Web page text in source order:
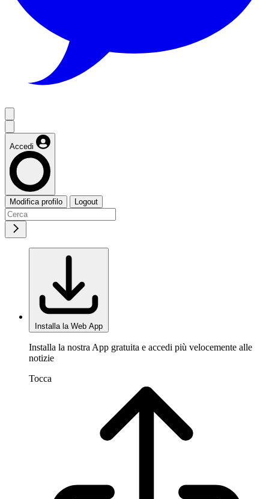
Accedi
Modifica profilo Logout
Installa la Web App
Installa la nostra App gratuita e accedi più velocemente alle
notizie
Tocca